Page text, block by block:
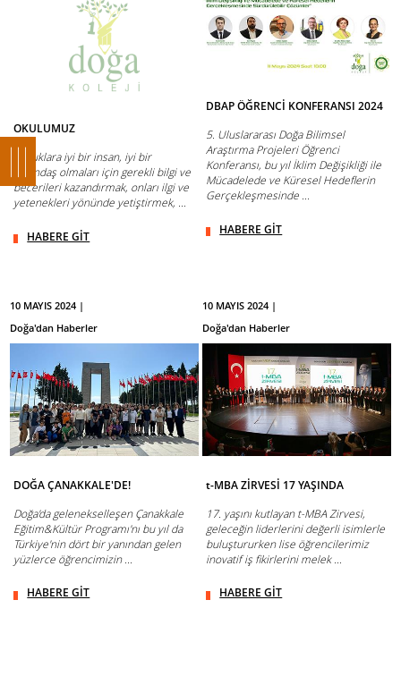
OKULUMUZ
Çocuklara iyi bir insan, iyi bir
vatandaş olmaları için gerekli bilgi ve
becerileri kazandırmak, onları ilgi ve
yetenekleri yönünde yetiştirmek, ...
HABERE GİT
DBAP ÖĞRENCİ KONFERANSI 2024
5. Uluslararası Doğa Bilimsel
Araştırma Projeleri Öğrenci
Konferansı, bu yıl İklim Değişikliği ile
Mücadelede ve Küresel Hedeflerin
Gerçekleşmesinde ...
HABERE GİT
10 MAYIS 2024 |
Doğa'dan Haberler
DOĞA ÇANAKKALE'DE!
Doğa'da gelenekselleşen Çanakkale
Eğitim&Kültür Programı'nı bu yıl da
Türkiye'nin dört bir yanından gelen
yüzlerce öğrencimizin ...
HABERE GİT
10 MAYIS 2024 |
Doğa'dan Haberler
t-MBA ZİRVESİ 17 YAŞINDA
17. yaşını kutlayan t-MBA Zirvesi,
geleceğin liderlerini değerli isimlerle
buluştururken lise öğrencilerimiz
inovatif iş fikirlerini melek ...
HABERE GİT